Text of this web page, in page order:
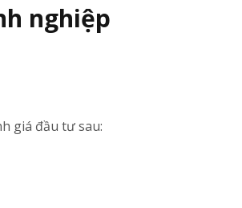
nghiệp
giá đầu tư sau: